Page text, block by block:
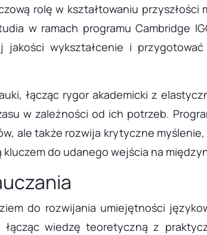
rolę w kształtowaniu
w ramach programu Cambridge
wykształcenie i
łącząc rygor akademicki z
w zależności od ich potrzeb.
ale także rozwija krytyczne
do udanego wejścia na
do rozwijania umiejętności
wiedzę teoretyczną z